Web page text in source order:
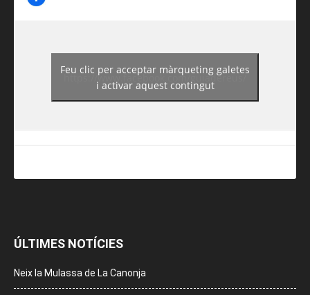
https://www.facebook.com/guiadereus/
Feu clic per acceptar màrqueting galetes
i activar aquest contingut
ÚLTIMES NOTÍCIES
Neix la Mulassa de La Canonja